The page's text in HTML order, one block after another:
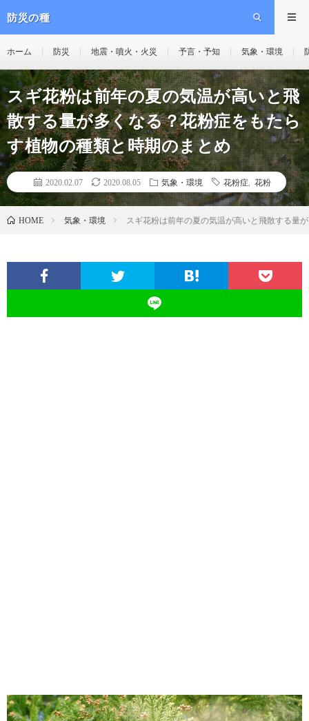
防災の種
ホーム 防災 地震・噴火・火災 予言・予知 気象・環境
スギ花粉は前年の夏の気温が高いと飛
散する量が多くなる？花粉症をもたら
す植物の種類と時期のまとめ
2020.02.07 2020.08.05 気象・環境 花粉症 花粉
HOME 気象・環境 スギ花粉は前年の夏の気温が高いと飛散する量